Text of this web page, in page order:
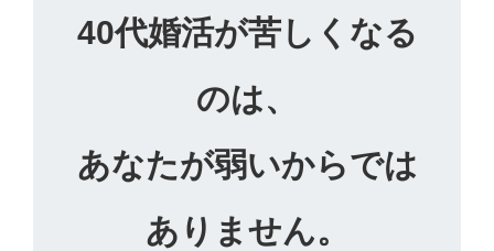
40代婚活が苦しくなる
のは、
あなたが弱いからでは
ありません。